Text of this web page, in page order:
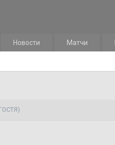
Новости Матчи